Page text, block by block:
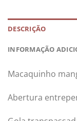
DESCRIÇÃO
INFORMAÇÃO
Macaquinho
Abertura